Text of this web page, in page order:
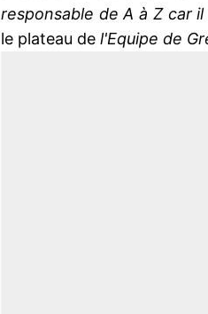
responsable de A à Z car il
le plateau de l'Equipe de